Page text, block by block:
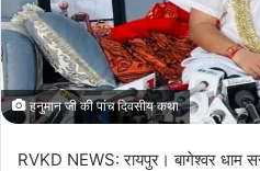
हनुमान जी की पांच दिवसीय कथा
RVKD NEWS: रायपुर। बागेश्वर धाम